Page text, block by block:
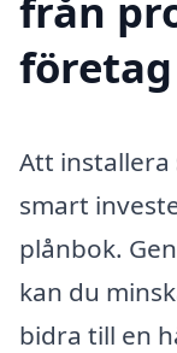
från
företag
Att installera
smart
plånbok.
kan du
bidra till en